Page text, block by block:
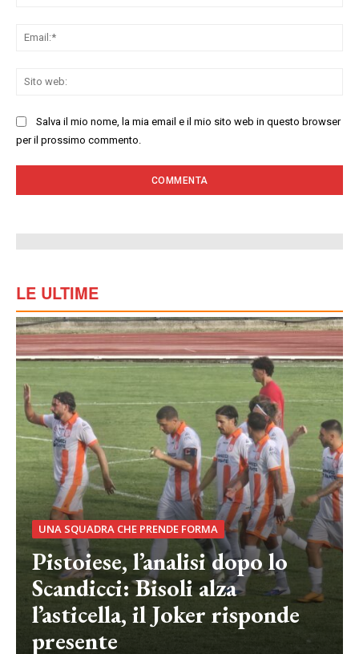
Salva il mio nome, la mia email e il mio sito web in questo browser
per il prossimo commento.
LE ULTIME
UNA SQUADRA CHE PRENDE FORMA
Pistoiese, l’analisi dopo lo
Scandicci: Bisoli alza
l’asticella, il Joker risponde
presente